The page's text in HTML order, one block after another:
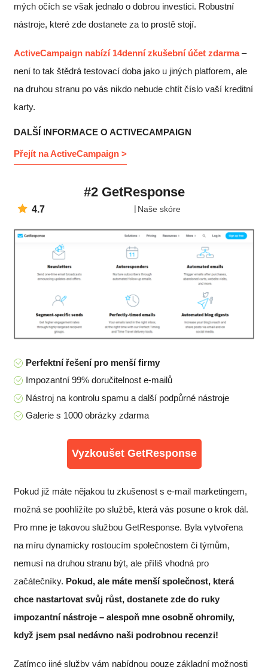
mých očích se však jednalo o dobrou investici. Robustní
nástroje, které zde dostanete za to prostě stojí.
ActiveCampaign nabízí 14denní zkušební účet zdarma –
není to tak štědrá testovací doba jako u jiných platforem, ale
na druhou stranu po vás nikdo nebude chtít číslo vaší kreditní
karty.
DALŠÍ INFORMACE O ACTIVECAMPAIGN
Přejít na ActiveCampaign >
#2 GetResponse
4.7 Naše skóre
Perfektní řešení pro menší firmy
Impozantní 99% doručitelnost e-mailů
Nástroj na kontrolu spamu a další podpůrné nástroje
Galerie s 1000 obrázky zdarma
Vyzkoušet GetResponse
Pokud již máte nějakou tu zkušenost s e-mail marketingem,
možná se poohlížíte po službě, která vás posune o krok dál.
Pro mne je takovou službou GetResponse. Byla vytvořena
na míru dynamicky rostoucím společnostem či týmům,
nemusí na druhou stranu být, ale příliš vhodná pro
začátečníky. Pokud, ale máte menší společnost, která
chce nastartovat svůj růst, dostanete zde do ruky
impozantní nástroje – alespoň mne osobně ohromily,
když jsem psal nedávno naši podrobnou recenzi!
Zatímco jiné služby vám nabídnou pouze základní možnosti